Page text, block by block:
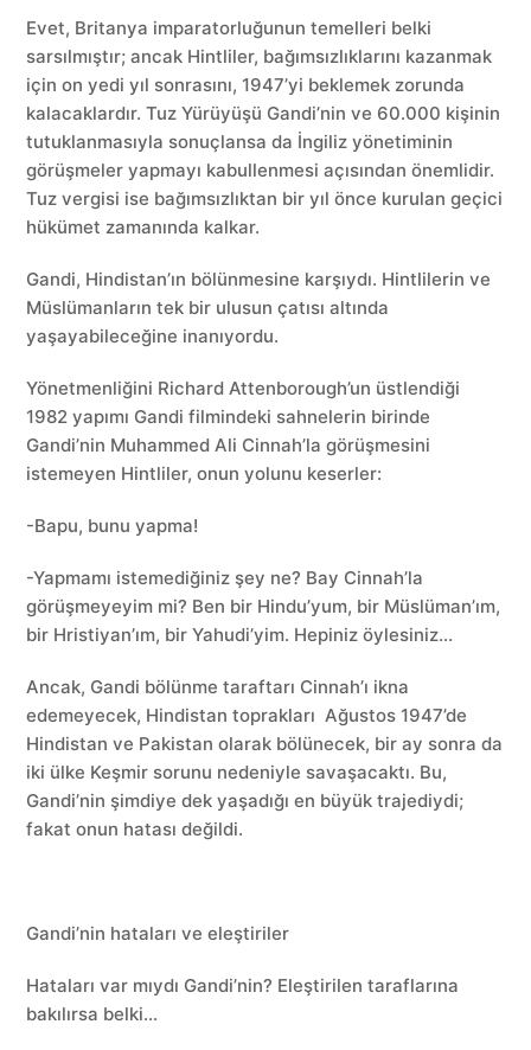
Evet, Britanya imparatorluğunun temelleri belki
sarsılmıştır; ancak Hintliler, bağımsızlıklarını kazanmak
için on yedi yıl sonrasını, 1947’yi beklemek zorunda
kalacaklardır. Tuz Yürüyüşü Gandi’nin ve 60.000 kişinin
tutuklanmasıyla sonuçlansa da İngiliz yönetiminin
görüşmeler yapmayı kabullenmesi açısından önemlidir.
Tuz vergisi ise bağımsızlıktan bir yıl önce kurulan geçici
hükümet zamanında kalkar.
Gandi, Hindistan’ın bölünmesine karşıydı. Hintlilerin ve
Müslümanların tek bir ulusun çatısı altında
yaşayabileceğine inanıyordu.
Yönetmenliğini Richard Attenborough’un üstlendiği
1982 yapımı Gandi filmindeki sahnelerin birinde
Gandi’nin Muhammed Ali Cinnah’la görüşmesini
istemeyen Hintliler, onun yolunu keserler:
-Bapu, bunu yapma!
-Yapmamı istemediğiniz şey ne? Bay Cinnah’la
görüşmeyeyim mi? Ben bir Hindu’yum, bir Müslüman’ım,
bir Hristiyan’ım, bir Yahudi’yim. Hepiniz öylesiniz…
Ancak, Gandi bölünme taraftarı Cinnah’ı ikna
edemeyecek, Hindistan toprakları Ağustos 1947’de
Hindistan ve Pakistan olarak bölünecek, bir ay sonra da
iki ülke Keşmir sorunu nedeniyle savaşacaktı. Bu,
Gandi’nin şimdiye dek yaşadığı en büyük trajediydi;
fakat onun hatası değildi.
Gandi’nin hataları ve eleştiriler
Hataları var mıydı Gandi’nin? Eleştirilen taraflarına
bakılırsa belki…